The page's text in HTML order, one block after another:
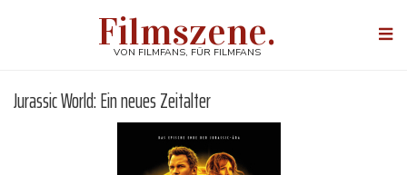
Filmszene.
VON FILMFANS, FÜR FILMFANS
Jurassic World: Ein neues Zeitalter